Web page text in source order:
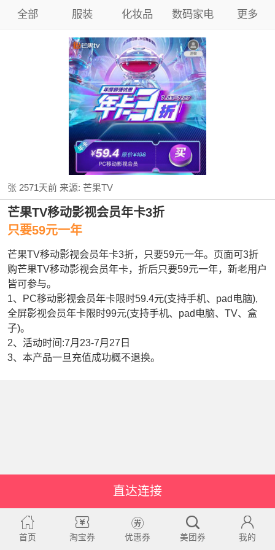
全部 服装 化妆品 数码家电 更多
张 2571天前来源:芒果TV
芒果TV移动影视会员年卡3折
只要59元一年
芒果TV移动影视会员年卡3折，只要59元一年。页面可3折
购芒果TV移动影视会员年卡，折后只要59元一年，新老用户
皆可参与。
1、PC移动影视会员年卡限时59.4元(支持手机、pad电脑),
全屏影视会员年卡限时99元(支持手机、pad电脑、TV、盒
子)。
2、活动时间:7月23-7月27日
3、本产品一旦充值成功概不退换。
直达连接
首页 淘宝券 优惠券 美团券 我的